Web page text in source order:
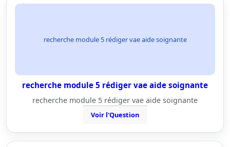
recherche module 5 rédiger vae aide soignante
recherche module 5 rédiger vae aide soignante
recherche module 5 rédiger vae aide soignante
Voir l'Question